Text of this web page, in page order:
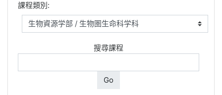
課程類別:
搜尋課程
Go